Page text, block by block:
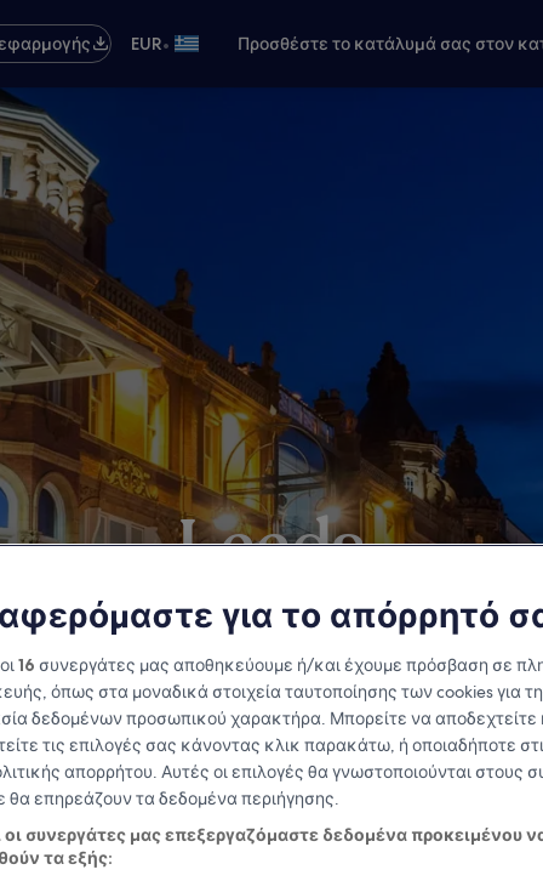
EUR• Προσθέστε το κατάλυμά σας στον
Leeds
you need to know before you
για το απόρρητό
16 συνεργάτες μας αποθηκεύουμε ή/και έχουμε πρόσβαση σε
όπως στα μοναδικά στοιχεία ταυτοποίησης των cookies για
δεδομένων προσωπικού χαρακτήρα. Μπορείτε να αποδεχτείτε
τις επιλογές σας κάνοντας κλικ παρακάτω, ή οποιαδήποτε
απορρήτου. Αυτές οι επιλογές θα γνωστοποιούνται στους
θα επηρεάζουν τα δεδομένα περιήγησης.
οι συνεργάτες μας επεξεργαζόμαστε δεδομένα προκειμένου
τα εξής: